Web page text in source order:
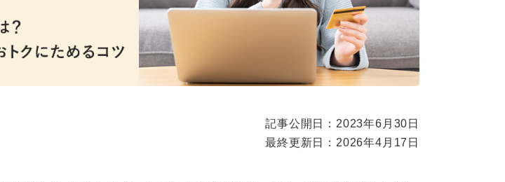
記事公開日：2023年6月30日
最終更新日：2026年4月17日